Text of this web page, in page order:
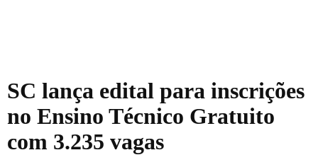
SC lança edital para inscrições
no Ensino Técnico Gratuito
com 3.235 vagas